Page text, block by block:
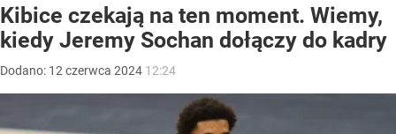
Kibice czekają na ten moment. Wiemy,
kiedy Jeremy Sochan dołączy do kadry
Dodano: 12 czerwca 2024 12:24